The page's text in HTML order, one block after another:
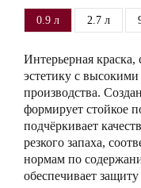
0.9 л 2.7 л
Интерьерная
эстетику с
производства.
формирует стойкое
подчёркивает
резкого запаха,
нормам по
обеспечивает